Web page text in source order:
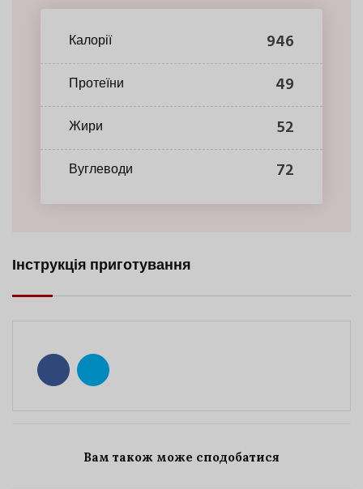
Калорії 946
Протеїни 49
Жири 52
Вуглеводи 72
Інструкція приготування
Вам також може сподобатися